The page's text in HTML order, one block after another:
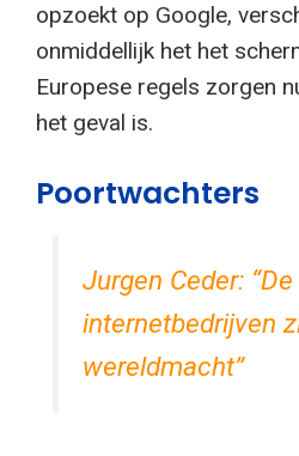
opzoekt op Google,
onmiddellijk het het
Europese regels zorgen
het geval is.
Poortwachters
Jurgen Ceder: “De
internetbedrijven
wereldmacht”